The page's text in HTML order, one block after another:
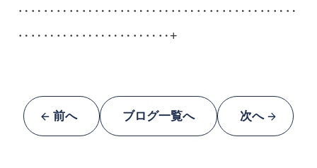
‥‥‥‥‥‥‥‥‥‥‥‥‥‥‥‥‥‥‥‥‥‥
‥‥‥‥‥‥‥‥‥‥‥‥+
前へ ブログ一覧へ 次へ